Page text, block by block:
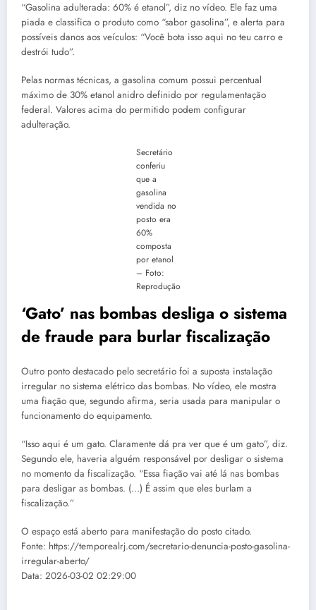
“Gasolina adulterada: 60% é etanol”, diz no vídeo. Ele faz uma
piada e classifica o produto como “sabor gasolina”, e alerta para
possíveis danos aos veículos: “Você bota isso aqui no teu carro e
destrói tudo”.
Pelas normas técnicas, a gasolina comum possui percentual
máximo de 30% etanol anidro definido por regulamentação
federal. Valores acima do permitido podem configurar
adulteração.
Secretário
conferiu
que a
gasolina
vendida no
posto era
60%
composta
por etanol
– Foto:
Reprodução
‘Gato’ nas bombas desliga o sistema
de fraude para burlar fiscalização
Outro ponto destacado pelo secretário foi a suposta instalação
irregular no sistema elétrico das bombas. No vídeo, ele mostra
uma fiação que, segundo afirma, seria usada para manipular o
funcionamento do equipamento.
“Isso aqui é um gato. Claramente dá pra ver que é um gato”, diz.
Segundo ele, haveria alguém responsável por desligar o sistema
no momento da fiscalização. “Essa fiação vai até lá nas bombas
para desligar as bombas. (…) É assim que eles burlam a
fiscalização.”
O espaço está aberto para manifestação do posto citado.
Fonte: https://temporealrj.com/secretario-denuncia-posto-gasolina-
irregular-aberto/
Data: 2026-03-02 02:29:00